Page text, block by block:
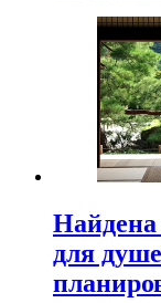
Найдена
для